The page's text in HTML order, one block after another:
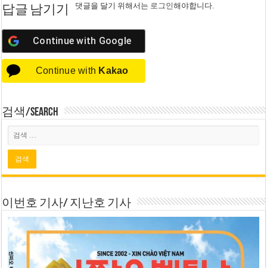
답글 남기기 댓글을 달기 위해서는 로그인해야합니다.
Continue with Google
Continue with Kakao
검색/Search
이번호 기사/ 지난호 기사